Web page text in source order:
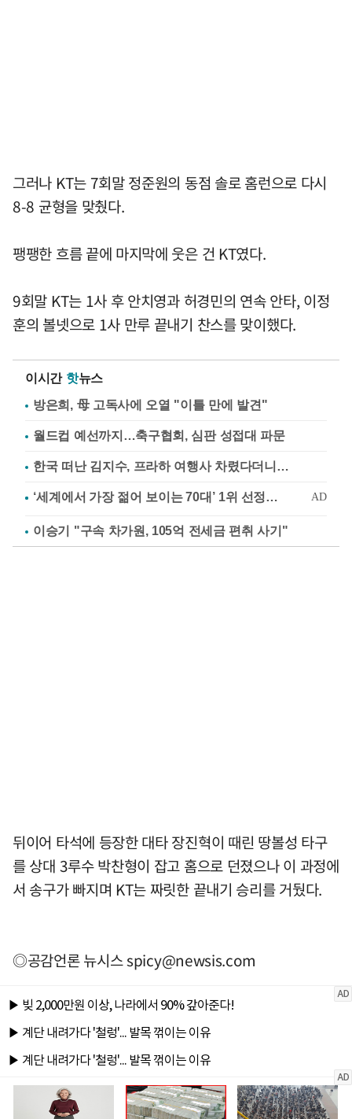
그러나 KT는 7회말 정준원의 동점 솔로 홈런으로 다시
8-8 균형을 맞췄다.
팽팽한 흐름 끝에 마지막에 웃은 건 KT였다.
9회말 KT는 1사 후 안치영과 허경민의 연속 안타, 이정
훈의 볼넷으로 1사 만루 끝내기 찬스를 맞이했다.
이시간 핫뉴스
방은희, 母 고독사에 오열 "이틀 만에 발견"
월드컵 예선까지…축구협회, 심판 성접대 파문
한국 떠난 김지수, 프라하 여행사 차렸다더니…
이승기 "구속 차가원, 105억 전세금 편취 사기"
뒤이어 타석에 등장한 대타 장진혁이 때린 땅볼성 타구
를 상대 3루수 박찬형이 잡고 홈으로 던졌으나 이 과정에
서 송구가 빠지며 KT는 짜릿한 끝내기 승리를 거뒀다.
◎공감언론 뉴시스spicy@newsis.com